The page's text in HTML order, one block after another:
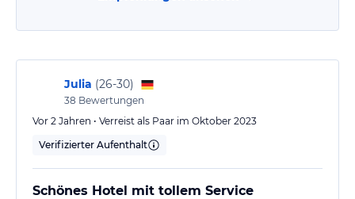
Julia (26-30)
38 Bewertungen
Vor 2 Jahren • Verreist als Paar im Oktober 2023
Verifizierter Aufenthalt
Schönes Hotel mit tollem Service